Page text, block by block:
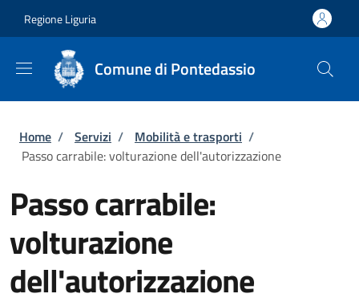
Regione Liguria
Comune di Pontedassio
Briciole di pane
Home / Servizi / Mobilità e trasporti /
Passo carrabile: volturazione dell'autorizzazione
Passo carrabile:
volturazione
dell'autorizzazione